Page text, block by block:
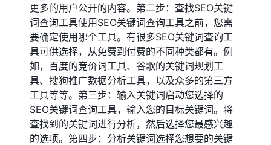
更多的用户公开的内容。第二步：查找SEO关键
词查询工具使用SEO关键词查询工具之前，您需
要确定使用哪个工具。有很多SEO关键词查询工
具可供选择，从免费到付费的不同种类都有。例
如，百度的竞价词工具、谷歌的关键词规划工
具、搜狗推广数据分析工具，以及众多的第三方
工具等等。第三步：输入关键词启动您选择的
SEO关键词查询工具，输入您的目标关键词。将
查找到的关键词进行分析，然后选择您最感兴趣
的选项。第四步：分析关键词选择您想要的关键